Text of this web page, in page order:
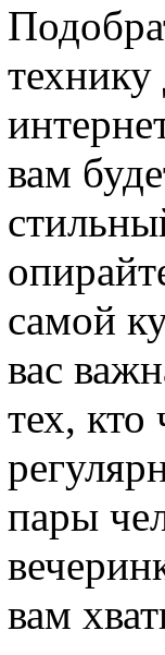
вам
самой
вас
тех, кто
пары
вам